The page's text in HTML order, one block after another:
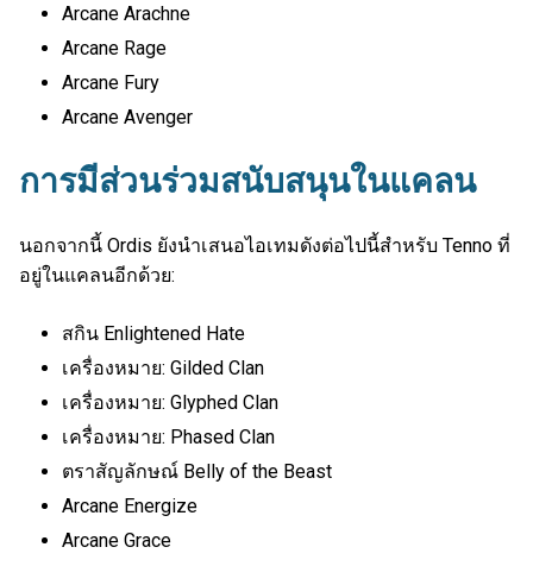
Arcane Arachne
Arcane Rage
Arcane Fury
Arcane Avenger
การมีส่วนร่วมสนับสนุนในแคลน
นอกจากนี้ Ordis ยังนำเสนอไอเทมดังต่อไปนี้สำหรับ Tenno ที่
อยู่ในแคลนอีกด้วย:
สกิน Enlightened Hate
เครื่องหมาย: Gilded Clan
เครื่องหมาย: Glyphed Clan
เครื่องหมาย: Phased Clan
ตราสัญลักษณ์ Belly of the Beast
Arcane Energize
Arcane Grace